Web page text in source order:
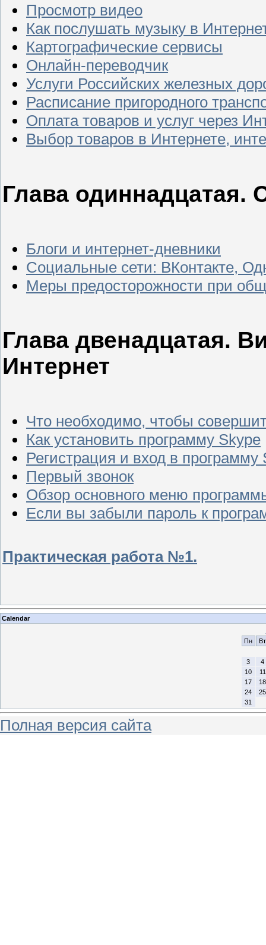
Просмотр видео
Как послушать музыку в
Картографические сервисы
Онлайн-переводчик
Услуги Российских железных
Расписание пригородного
Оплата товаров и услуг через
Выбор товаров в Интернете,
Глава
Блоги и интернет-дневники
Социальные сети: ВКонтакте,
Меры предосторожности при
Глава двенадцатая.
Интернет
Что необходимо, чтобы
Как установить программу Skype
Регистрация и вход в программу
Первый звонок
Обзор основного меню
Если вы забыли пароль к
Практическая работа №1.
Calendar
Пн
Вт
3
4
10
11
17
18
24
25
31
Полная версия сайта